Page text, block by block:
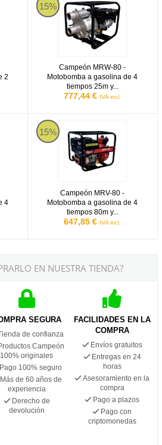
2
15%
Campeón MRW-80 -
Motobomba a gasolina de 4
tiempos 25m y...
777,44 € IVA incl.
4
a gasolina de 4 tiempos 50m y
15%
Campeón MRV-80 -
Motobomba a gasolina de 4
tiempos 80m y...
647,85 € IVA incl.
Campeón MRV-80 - Motobomba
EN NUESTRA TIENDA?
SEGURA
de confianza
Campeón
100% originales
Pago 100% seguro
Más de 60 años de
experiencia
Derecho de
devolución
FACILIDADES EN LA
COMPRA
Envíos gratuitos
Entregas en 24
horas
Asesoramiento en la
compra
Pago a plazos
Pago con
criptomonedas